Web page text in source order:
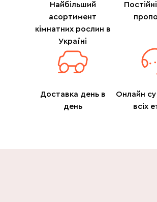
Найбільший
асортимент
кімнатних рослин в
Україні
Доставка день в
день
Онлайн
всіх